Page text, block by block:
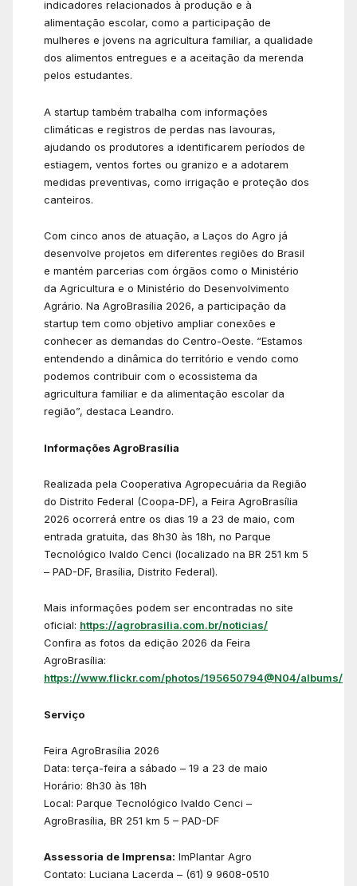
indicadores relacionados à produção e à
alimentação escolar, como a participação de
mulheres e jovens na agricultura familiar, a qualidade
dos alimentos entregues e a aceitação da merenda
pelos estudantes.
A startup também trabalha com informações
climáticas e registros de perdas nas lavouras,
ajudando os produtores a identificarem períodos de
estiagem, ventos fortes ou granizo e a adotarem
medidas preventivas, como irrigação e proteção dos
canteiros.
Com cinco anos de atuação, a Laços do Agro já
desenvolve projetos em diferentes regiões do Brasil
e mantém parcerias com órgãos como o Ministério
da Agricultura e o Ministério do Desenvolvimento
Agrário. Na AgroBrasília 2026, a participação da
startup tem como objetivo ampliar conexões e
conhecer as demandas do Centro-Oeste. “Estamos
entendendo a dinâmica do território e vendo como
podemos contribuir com o ecossistema da
agricultura familiar e da alimentação escolar da
região”, destaca Leandro.
Informações AgroBrasília
Realizada pela Cooperativa Agropecuária da Região
do Distrito Federal (Coopa-DF), a Feira AgroBrasília
2026 ocorrerá entre os dias 19 a 23 de maio, com
entrada gratuita, das 8h30 às 18h, no Parque
Tecnológico Ivaldo Cenci (localizado na BR 251 km 5
– PAD-DF, Brasília, Distrito Federal).
Mais informações podem ser encontradas no site
oficial: https://agrobrasilia.com.br/noticias/
Confira as fotos da edição 2026 da Feira
AgroBrasília:
https://www.flickr.com/photos/195650794@N04/albums/
Serviço
Feira AgroBrasília 2026
Data: terça-feira a sábado – 19 a 23 de maio
Horário: 8h30 às 18h
Local: Parque Tecnológico Ivaldo Cenci –
AgroBrasília, BR 251 km 5 – PAD-DF
Assessoria de Imprensa: ImPlantar Agro
Contato: Luciana Lacerda – (61) 9 9608-0510